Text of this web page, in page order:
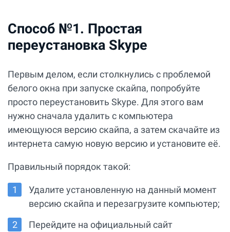
Способ №1. Простая
переустановка Skype
Первым делом, если столкнулись с проблемой
белого окна при запуске скайпа, попробуйте
просто переустановить Skype. Для этого вам
нужно сначала удалить с компьютера
имеющуюся версию скайпа, а затем скачайте из
интернета самую новую версию и установите её.
Правильный порядок такой:
Удалите установленную на данный момент
версию скайпа и перезагрузите компьютер;
Перейдите на официальный сайт